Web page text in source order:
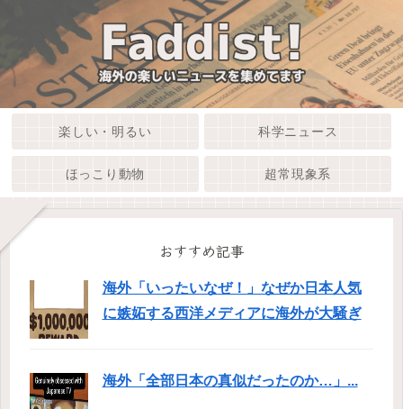
楽しい・明るい 科学ニュース
ほっこり動物 超常現象系
おすすめ記事
海外「いったいなぜ！」なぜか日本人気
に嫉妬する西洋メディアに海外が大騒ぎ
海外「全部日本の真似だったのか…」...